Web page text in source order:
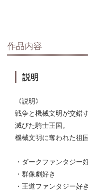
作品内容
説明
《説明》
戦争と機械文明が交錯
滅びた騎士王国。
機械文明に奪われた祖
・ダークファンタジー
・群像劇好き
・王道ファンタジー好き